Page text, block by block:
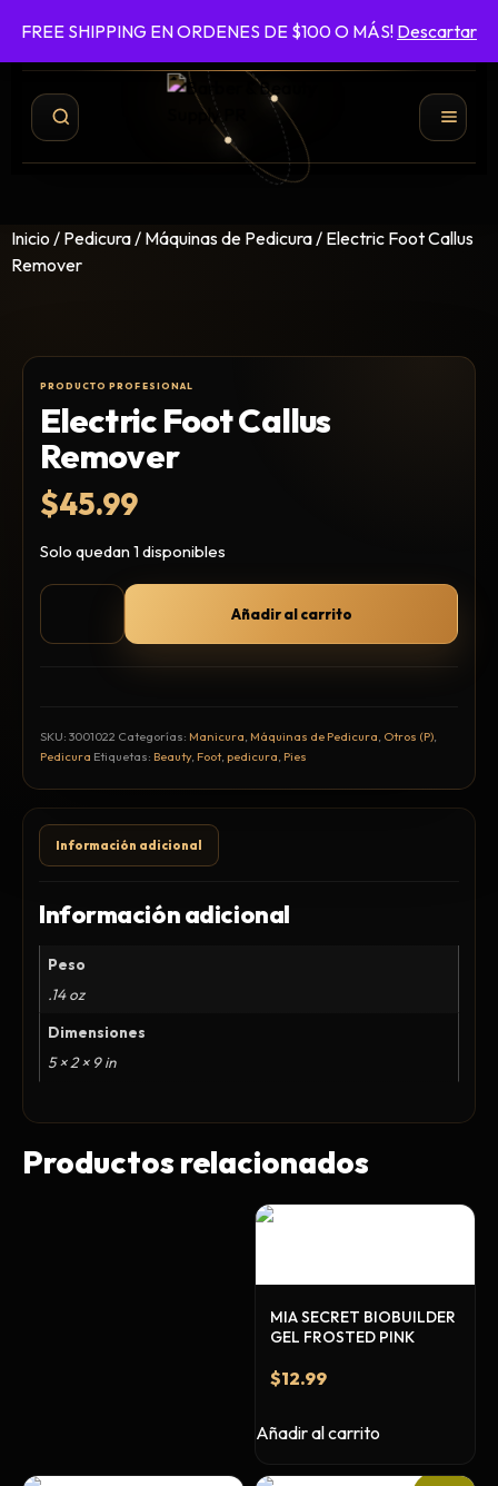
FREE SHIPPING EN ORDENES DE $100 O MÁS! Descartar
Shampoo y Conditioner
Productos de Styling
Hair Spray
Fortalecimiento
Tratamientos
Cepillos y Accesorios
Extensión de Cabello
Otros
Máquinas y Trimmers
Barba, Aftershaves y Shaving
Ceras, Gels, Spray y Mousse
Limpieza y Desinfección
Peines, Cepillos y Capas
Inicio / Pedicura/ Máquinas de Pedicura/ Electric Foot Callus
Remover
Electric Foot Callus
Remover
$45.99
Solo quedan 1 disponibles
Añadir al carrito
SKU: 3001022 Categorías: Manicura, Máquinas de Pedicura, Otros (P),
Pedicura Etiquetas: Beauty, Foot, pedicura, Pies
Información adicional
Información adicional
Peso
.14 oz
Dimensiones
5 × 2 × 9 in
Productos relacionados
MIA SECRET BIOBUILDER
GEL FROSTED PINK
$12.99
Añadir al carrito